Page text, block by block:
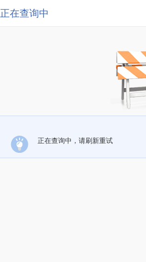
正在查询中
正在查询中，请刷新重试